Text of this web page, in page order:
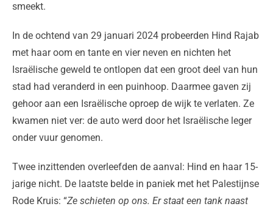
smeekt.
In de ochtend van 29 januari 2024 probeerden Hind Rajab
met haar oom en tante en vier neven en nichten het
Israëlische geweld te ontlopen dat een groot deel van hun
stad had veranderd in een puinhoop. Daarmee gaven zij
gehoor aan een Israëlische oproep de wijk te verlaten. Ze
kwamen niet ver: de auto werd door het Israëlische leger
onder vuur genomen.
Twee inzittenden overleefden de aanval: Hind en haar 15-
jarige nicht. De laatste belde in paniek met het Palestijnse
Rode Kruis: “Ze schieten op ons. Er staat een tank naast